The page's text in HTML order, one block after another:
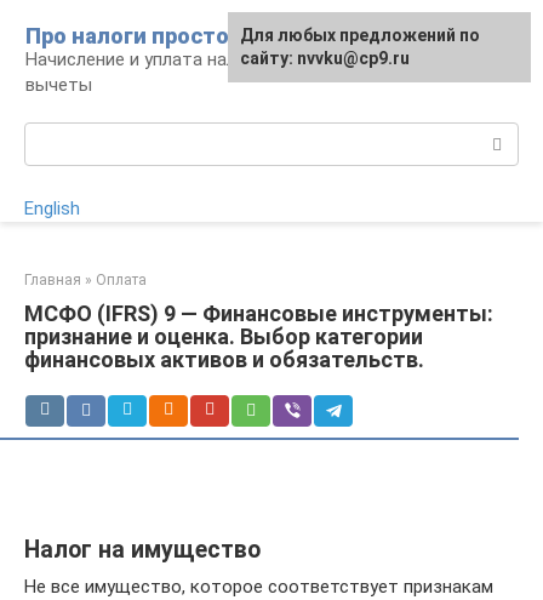
контенту
Про налоги просто
Начисление и уплата налогов, налоговые
вычеты
English
Главная » Оплата
МСФО (IFRS) 9 — Финансовые инструменты:
признание и оценка. Выбор категории
финансовых активов и обязательств.
Налог на имущество
Не все имущество, которое соответствует признакам
Для любых предложений по
сайту: nvvku@cp9.ru